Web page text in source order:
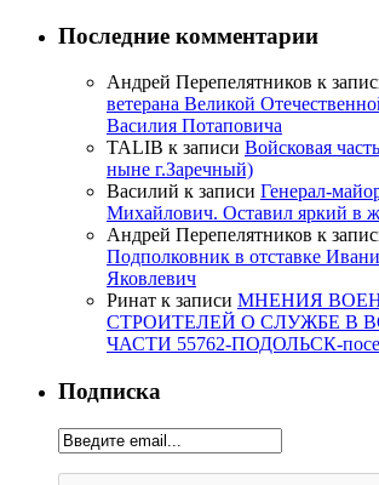
Последние комментарии
Андрей Перепелятников к
ветерана Великой
Василия Потаповича
TALIB к записи Войсковая
ныне г.Заречный)
Василий к записи Генерал-
Михайлович. Оставил яркий в
Андрей Перепелятников к
Подполковник в отставке
Яковлевич
Ринат к записи МНЕНИЯ
СТРОИТЕЛЕЙ О СЛУЖБЕ В
ЧАСТИ 55762-ПОДОЛЬСК-
Подписка